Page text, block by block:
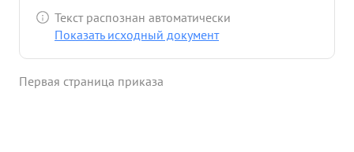
настойчиво отыскивал цель и поражал ее.
Отмечено ряд попаданий в военные об екты пр-
является долговременное пребывание над целью
Текст распознан автоматически
Показать исходный документ
Первая страница приказа